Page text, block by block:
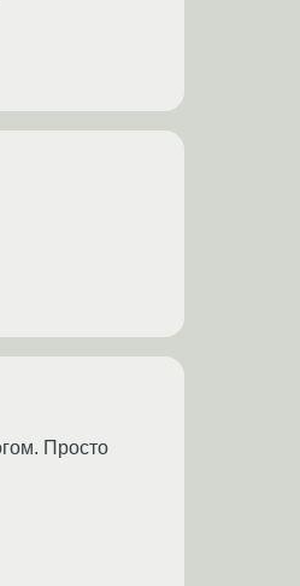
Просто